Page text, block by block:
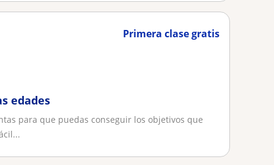
Primera clase gratis
edades
para que puedas conseguir los objetivos que